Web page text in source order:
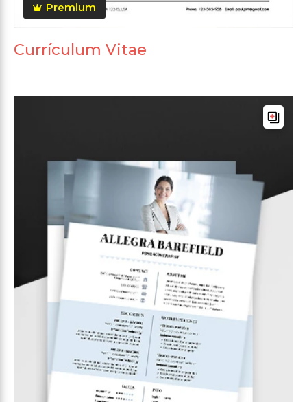
Premium
Currículum Vitae